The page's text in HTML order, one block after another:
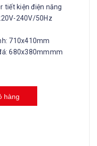
tiết kiện điện năng
240V/50Hz
710x410mm
680x380mmmm
hàng